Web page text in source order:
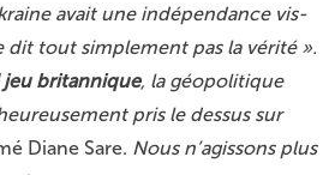
avait une indépendance vis-
dit tout simplement pas la vérité ».
jeu britannique, la géopolitique
pris le dessus sur
Diane Sare. Nous n’agissons plus